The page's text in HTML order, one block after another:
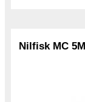
Nilfisk MC